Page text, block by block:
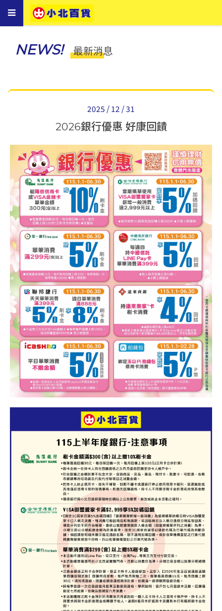
Toggle
navigation
NEWS! 最新消息
2025 / 12 / 31
2026銀行優惠 好康回饋